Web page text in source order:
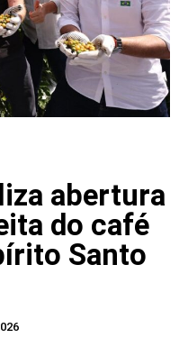
abertura
do café
Santo